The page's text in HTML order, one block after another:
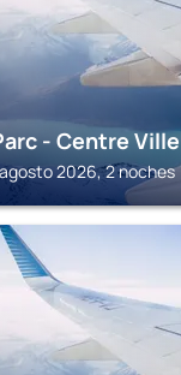
- Centre Ville
2026, 2 noches